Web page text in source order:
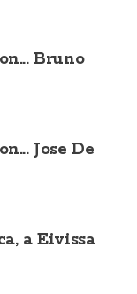
Bruno
Jose De
a Eivissa